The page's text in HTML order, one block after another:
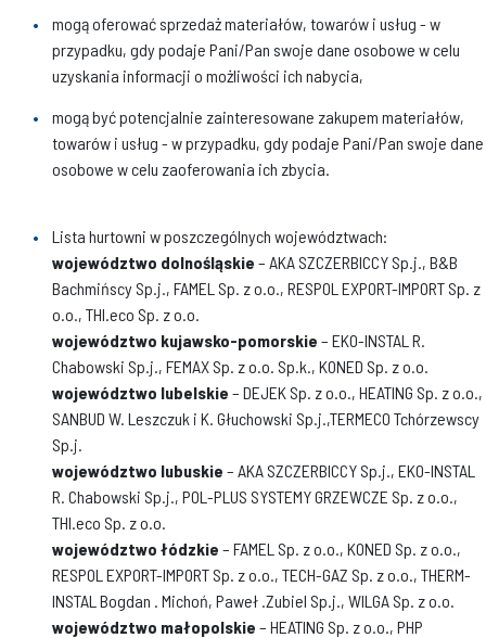
mogą oferować sprzedaż materiałów, towarów i usług - w
przypadku, gdy podaje Pani/Pan swoje dane osobowe w celu
uzyskania informacji o możliwości ich nabycia,
mogą być potencjalnie zainteresowane zakupem materiałów,
towarów i usług - w przypadku, gdy podaje Pani/Pan swoje dane
osobowe w celu zaoferowania ich zbycia.
Lista hurtowni w poszczególnych województwach:
województwo dolnośląskie – AKA SZCZERBICCY Sp.j., B&B
Bachmińscy Sp.j., FAMEL Sp. z o.o., RESPOL EXPORT-IMPORT Sp. z
o.o., THI.eco Sp. z o.o.
województwo kujawsko-pomorskie – EKO-INSTAL R.
Chabowski Sp.j., FEMAX Sp. z o.o. Sp.k., KONED Sp. z o.o.
województwo lubelskie – DEJEK Sp. z o.o., HEATING Sp. z o.o.,
SANBUD W. Leszczuk i K. Głuchowski Sp.j.,TERMECO Tchórzewscy
Sp.j.
województwo lubuskie – AKA SZCZERBICCY Sp.j., EKO-INSTAL
R. Chabowski Sp.j., POL-PLUS SYSTEMY GRZEWCZE Sp. z o.o.,
THI.eco Sp. z o.o.
województwo łódzkie – FAMEL Sp. z o.o., KONED Sp. z o.o.,
RESPOL EXPORT-IMPORT Sp. z o.o., TECH-GAZ Sp. z o.o., THERM-
INSTAL Bogdan . Michoń, Paweł .Zubiel Sp.j., WILGA Sp. z o.o.
województwo małopolskie – HEATING Sp. z o.o., PHP